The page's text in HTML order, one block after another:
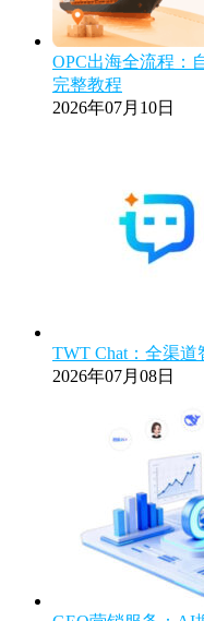
OPC出海全流程：
完整教程
2026年07月10日
TWT Chat：全渠
2026年07月08日